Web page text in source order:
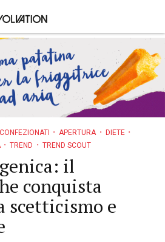
APERTURA
DIETE
TREND TREND SCOUT
il
conquista
scetticismo e